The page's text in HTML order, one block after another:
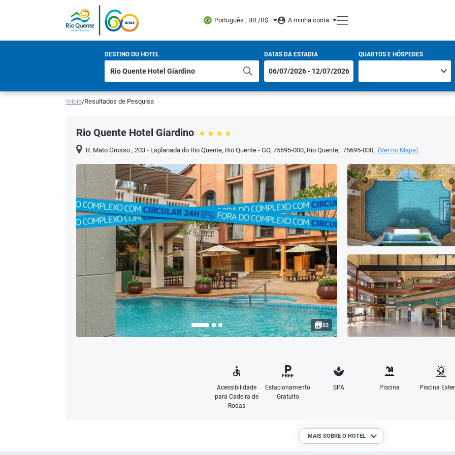
Português , BR /R$ A minha conta
DESTINO OU HOTEL DATAS DA ESTADIA QUARTOS E HÓSPEDES
Início/Resultados de Pesquisa
Rio Quente Hotel Giardino
R. Mato Grosso , 203 - Esplanada do Rio Quente, Rio Quente - GO, 75695-000, Rio Quente, 75695-000, (Ver no Mapa)
53
Acessibilidade
para Cadeira de
Rodas
Estacionamento
Gratuito
SPA Piscina Piscina
MAIS SOBRE O HOTEL